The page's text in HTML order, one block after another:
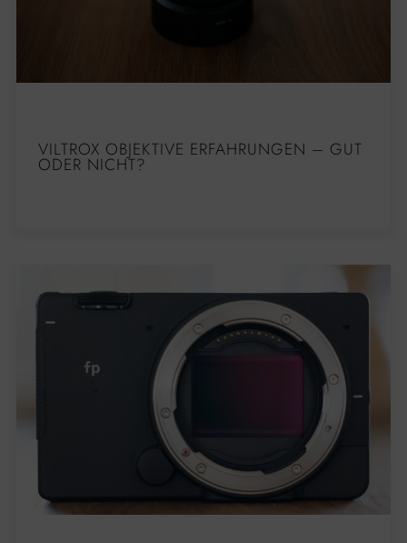
VILTROX OBJEKTIVE ERFAHRUNGEN – GUT
ODER NICHT?